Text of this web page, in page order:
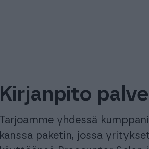
Kirjanpito
Tarjoamme yhdessä
kanssa paketin, jossa